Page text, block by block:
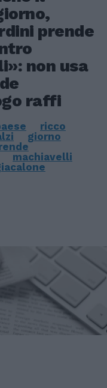
prende
non usa
raffi
ricco
giorno
machiavelli